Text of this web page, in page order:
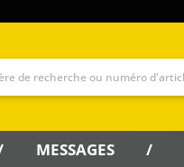
MESSAGES